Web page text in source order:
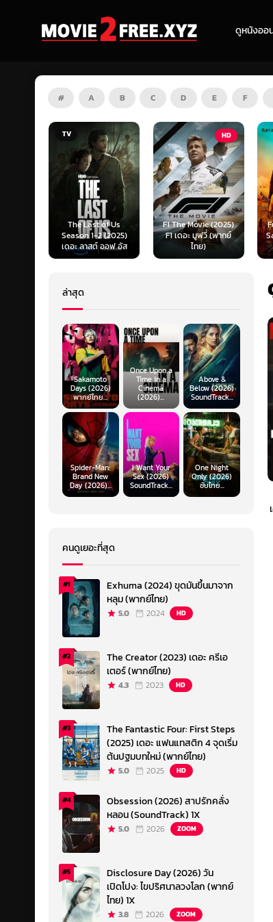
ดูหนังออ
# A B C D E F
HD
F1 The Movie (2025)
F1 เดอะ มูฟวี่ (พากย์
ไทย)
HD
Furiosa: A Mad Max
Saga (2024) ฟูริโอซ่า:
มหากาพย์...
ล่าสุด
Sakamoto
Days (2026)
พากย์ไทย...
Once Upon a
Time in a
Cinema
(2026)...
Above &
Below (2026)
SoundTrack...
Spider-Man:
Brand New
Day (2026)...
I Want Your
Sex (2026)
SoundTrack...
One Night
Only (2026)
ซับไทย...
คนดูเยอะที่สุด
#1
Exhuma (2024) ขุดมันขึ้นมาจาก
หลุม (พากย์ไทย)
5.0 2024 HD
#2
The Creator (2023) เดอะ ครีเอ
เตอร์ (พากย์ไทย)
4.3 2023 HD
#3
The Fantastic Four: First Steps
(2025) เดอะ แฟนแทสติก 4 จุดเริ่ม
ต้นปฐมบทใหม่ (พากย์ไทย)
5.0 2025 HD
#4
Obsession (2026) สาปรักคลั่ง
หลอน (SoundTrack) 1X
5.0 2026 ZOOM
#5
Disclosure Day (2026) วัน
เปิดโปง: ไขปริศนาลวงโลก (พากย์
ไทย) 1X
3.8 2026 ZOOM